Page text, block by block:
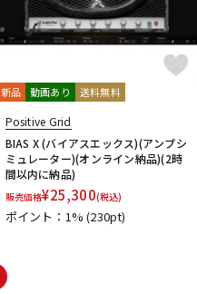
電子ピアノ
エフェクター
DTM
新品 動画あり 送料無料
Positive Grid
BIAS X (バイアスエックス)(アンプシ
ミュレーター)(オンライン納品)(2時
間以内に納品)
販売価格¥25,300(税込)
ポイント：1%(230pt)